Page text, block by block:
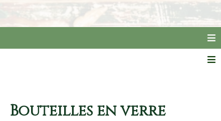
≡
≡
Bouteilles en verre